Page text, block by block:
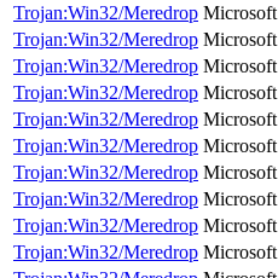
Trojan:Win32/Meredrop Microsoft
Trojan:Win32/Meredrop Microsoft
Trojan:Win32/Meredrop Microsoft
Trojan:Win32/Meredrop Microsoft
Trojan:Win32/Meredrop Microsoft
Trojan:Win32/Meredrop Microsoft
Trojan:Win32/Meredrop Microsoft
Trojan:Win32/Meredrop Microsoft
Trojan:Win32/Meredrop Microsoft
Trojan:Win32/Meredrop Microsoft